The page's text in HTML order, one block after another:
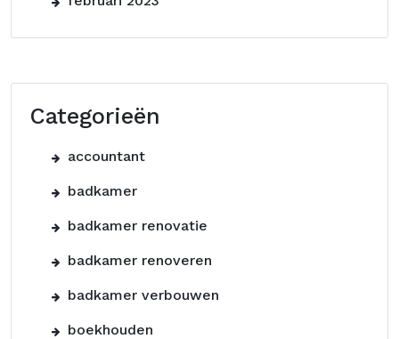
Categorieën
accountant
badkamer
badkamer renovatie
badkamer renoveren
badkamer verbouwen
boekhouden